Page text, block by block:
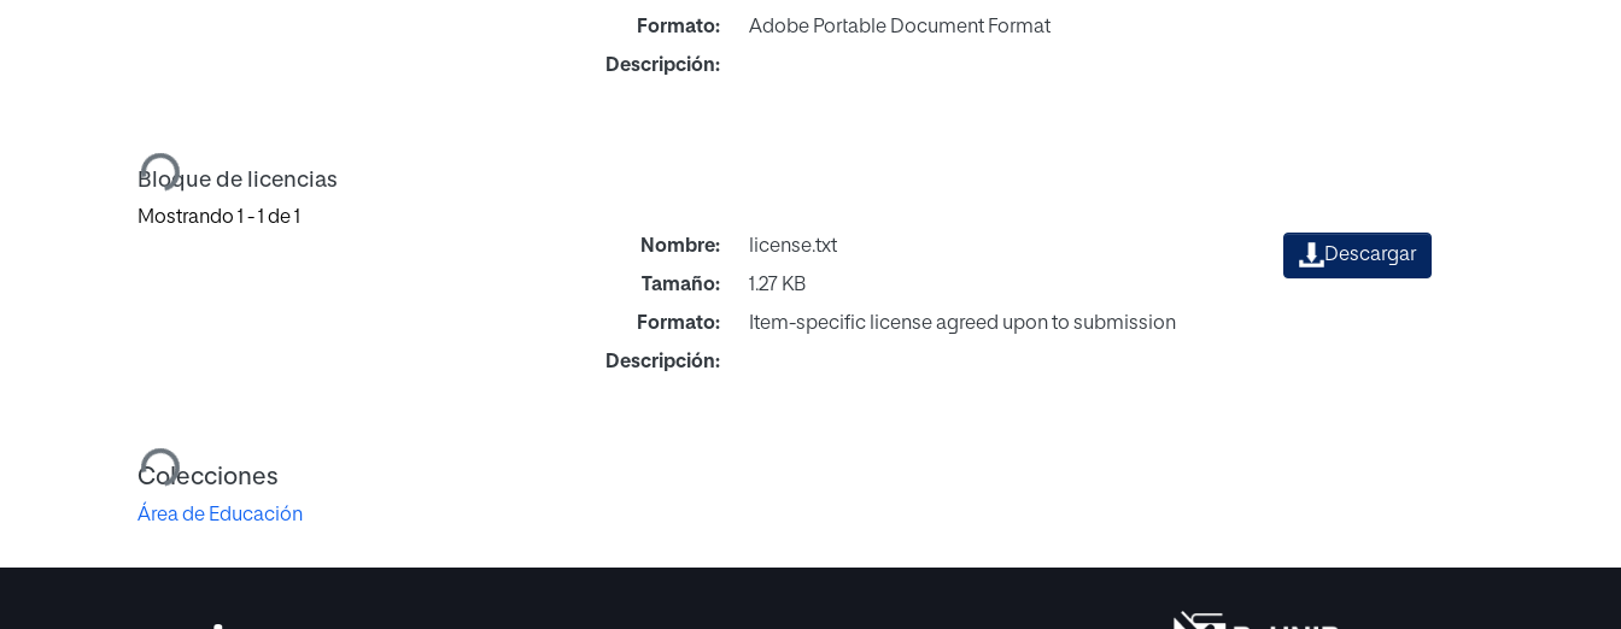
Cargando...
Formato:
Adobe Portable Document Format
Descripción:
Bloque de licencias
Mostrando 1 - 1 de 1
Cargando...
Nombre:
license.txt
Tamaño:
1.27 KB
Formato:
Item-specific license agreed upon to submission
Descripción:
Descargar
Colecciones
Área de Educación